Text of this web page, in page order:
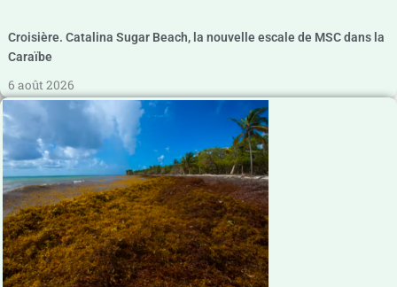
Croisière. Catalina Sugar Beach, la nouvelle escale de MSC dans la
Caraïbe
6 août 2026